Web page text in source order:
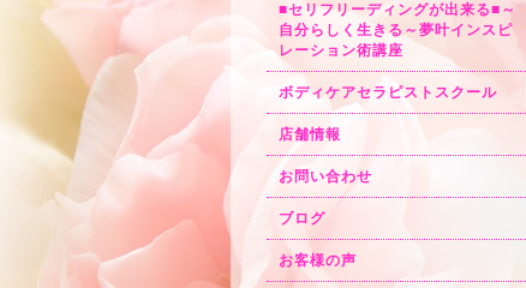
■セリフリーディングが出来る■～
自分らしく生きる～夢叶インスピ
レーション術講座
ボディケアセラピストスクール
店舗情報
お問い合わせ
ブログ
お客様の声